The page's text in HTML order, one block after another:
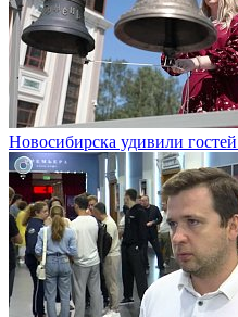
Новосибирска удивили